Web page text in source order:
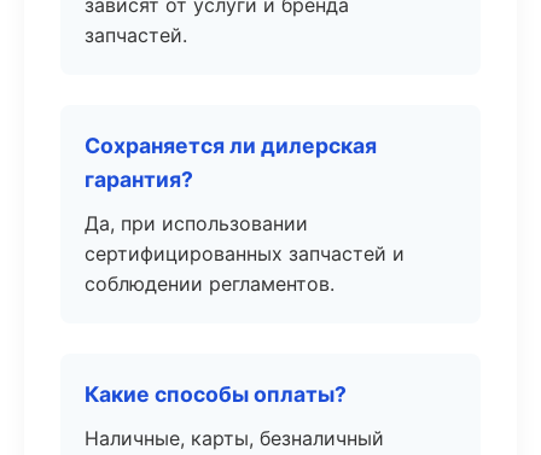
зависят от услуги и бренда
запчастей.
Сохраняется ли дилерская
гарантия?
Да, при использовании
сертифицированных запчастей и
соблюдении регламентов.
Какие способы оплаты?
Наличные, карты, безналичный